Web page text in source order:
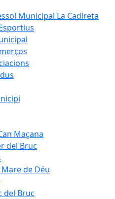
Municipal La Cadireta
Maçana
del Bruc
de Déu
del Bruc